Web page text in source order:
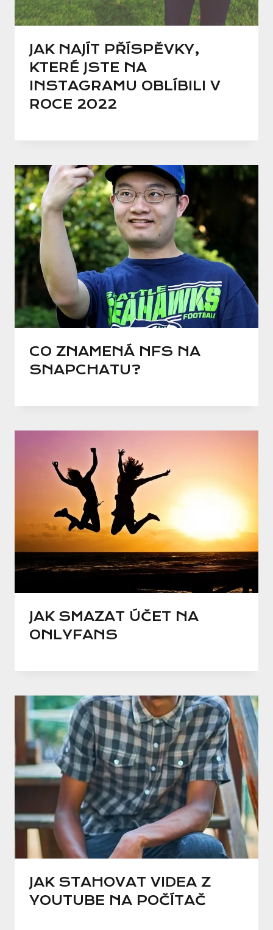
JAK NAJÍT PŘÍSPĚVKY,
KTERÉ JSTE NA
INSTAGRAMU OBLÍBILI V
ROCE 2022
CO ZNAMENÁ NFS NA
SNAPCHATU?
JAK SMAZAT ÚČET NA
ONLYFANS
JAK STAHOVAT VIDEA Z
YOUTUBE NA POČÍTAČ